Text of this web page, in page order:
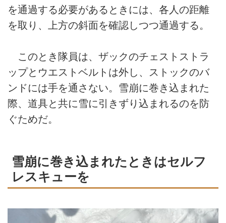
を通過する必要があるときには、各人の距離
を取り、上方の斜面を確認しつつ通過する。
このとき隊員は、ザックのチェストストラ
ップとウエストベルトは外し、ストックのバ
ンドには手を通さない。雪崩に巻き込まれた
際、道具と共に雪に引きずり込まれるのを防
ぐためだ。
雪崩に巻き込まれたときはセルフ
レスキューを